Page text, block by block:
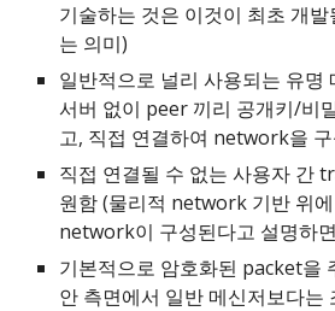
기술하는 것은 이것이 최초 개
는 의미)
일반적으로 널리 사용되는 유명
서버 없이 peer 끼리 공개키/비
고, 직접 연결하여 network을
직접 연결될 수 없는 사용자 간
원함 (물리적 network 기반 위
network이 구성된다고 설명하
기본적으로 암호화된 packet을
안 측면에서 일반 메신저보다는